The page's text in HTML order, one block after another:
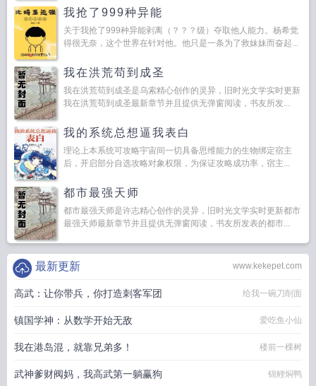
我抢了999种异能
关于我抢了999种异能剥离（？？？级）夺取他人能力。杨希觉
得很无奈，这个世界在针对他。他只是一条为了救妹妹而奋起...
我在洪荒苟到成圣
我在洪荒苟到成圣是乌索精心创作的灵异，旧时光文学实时更新
我在洪荒苟到成圣最新章节并且提供无弹窗阅读，书友所发...
我的系统总想逼我表白
理论上本系统可攻略宇宙间一切具备思维能力的生物绑定宿主
后，开启部分自选攻略对象权限，为保证攻略成功率，宿主...
都市最强天师
都市最强天师是许志精心创作的灵异，旧时光文学实时更新都市
最强天师最新章节并且提供无弹窗阅读，书友所发表的都市...
www.kekepet.com
最新更新
高武：让你带兵，你打造刺客军团 给我一碗刀削面
镇国学神：从数学开始无敌 爱吃鱼小仙
我在港岛混，就靠兄弟多！ 楼前一棵树
武神爹财阀妈，我高武第一躺赢狗 锦鲤焖鸭